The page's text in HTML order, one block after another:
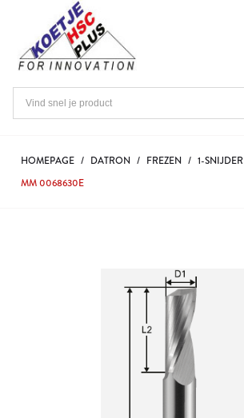
HOMEPAGE / DATRON / FREZEN / 1-SNIJDER
MM 0068630E